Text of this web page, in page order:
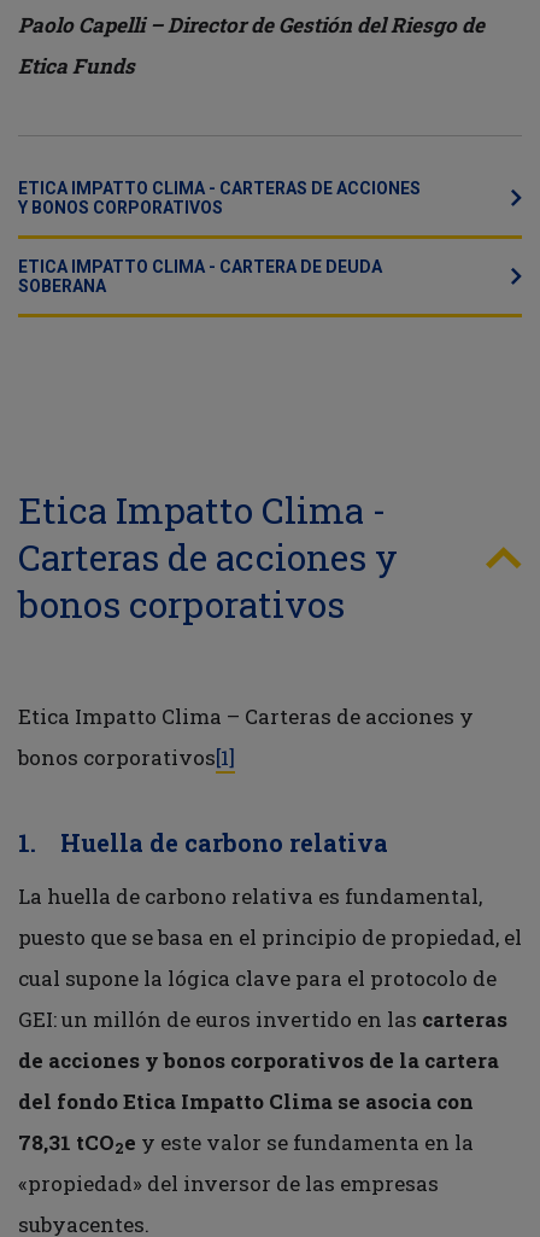
Paolo Capelli – Director de Gestión del Riesgo de
Etica Funds
ETICA IMPATTO CLIMA - CARTERAS DE ACCIONES
Y BONOS CORPORATIVOS
ETICA IMPATTO CLIMA - CARTERA DE DEUDA
SOBERANA
Etica Impatto Clima -
Carteras de acciones y
bonos corporativos
Etica Impatto Clima – Carteras de acciones y
bonos corporativos[1]
1. Huella de carbono relativa
La huella de carbono relativa es fundamental,
puesto que se basa en el principio de propiedad, el
cual supone la lógica clave para el protocolo de
GEI: un millón de euros invertido en las carteras
de acciones y bonos corporativos de la cartera
del fondo Etica Impatto Clima se asocia con
78,31 tCO2e y este valor se fundamenta en la
«propiedad» del inversor de las empresas
subyacentes.